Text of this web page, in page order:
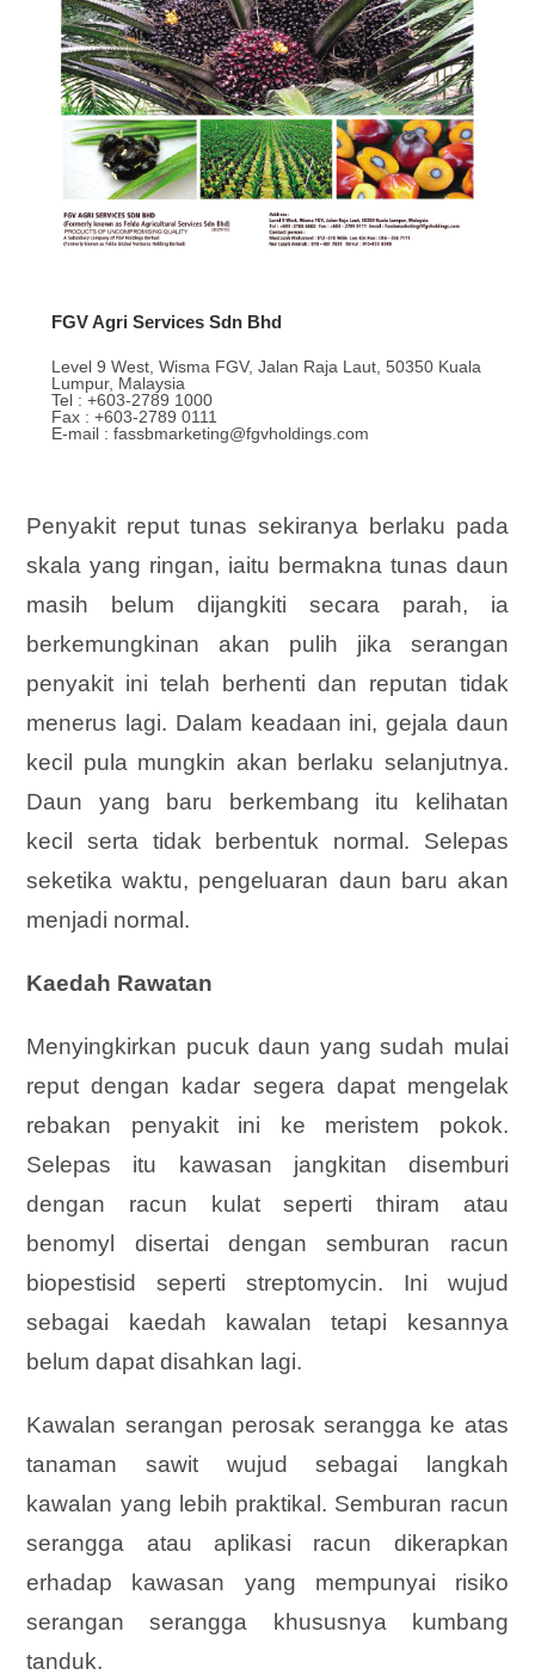
FGV Agri Services Sdn Bhd
Level 9 West, Wisma FGV, Jalan Raja Laut, 50350 Kuala
Lumpur, Malaysia
Tel : +603-2789 1000
Fax : +603-2789 0111
E-mail : fassbmarketing@fgvholdings.com
Penyakit reput tunas sekiranya berlaku pada
skala yang ringan, iaitu bermakna tunas daun
masih belum dijangkiti secara parah, ia
berkemungkinan akan pulih jika serangan
penyakit ini telah berhenti dan reputan tidak
menerus lagi. Dalam keadaan ini, gejala daun
kecil pula mungkin akan berlaku selanjutnya.
Daun yang baru berkembang itu kelihatan
kecil serta tidak berbentuk normal. Selepas
seketika waktu, pengeluaran daun baru akan
menjadi normal.
Kaedah Rawatan
Menyingkirkan pucuk daun yang sudah mulai
reput dengan kadar segera dapat mengelak
rebakan penyakit ini ke meristem pokok.
Selepas itu kawasan jangkitan disemburi
dengan racun kulat seperti thiram atau
benomyl disertai dengan semburan racun
biopestisid seperti streptomycin. Ini wujud
sebagai kaedah kawalan tetapi kesannya
belum dapat disahkan lagi.
Kawalan serangan perosak serangga ke atas
tanaman sawit wujud sebagai langkah
kawalan yang lebih praktikal. Semburan racun
serangga atau aplikasi racun dikerapkan
erhadap kawasan yang mempunyai risiko
serangan serangga khususnya kumbang
tanduk.